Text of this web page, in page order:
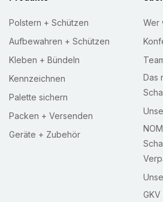
Polstern + Schützen
Aufbewahren + Schützen
Kleben + Bündeln
Kennzeichnen
Palette sichern
Packen + Versenden
Geräte + Zubehör
Wer
Das